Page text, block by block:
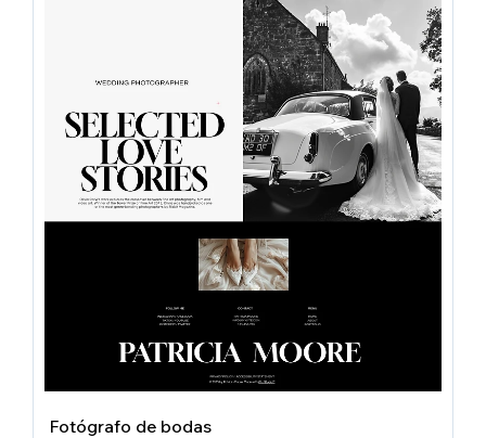
Fotógrafo de bodas